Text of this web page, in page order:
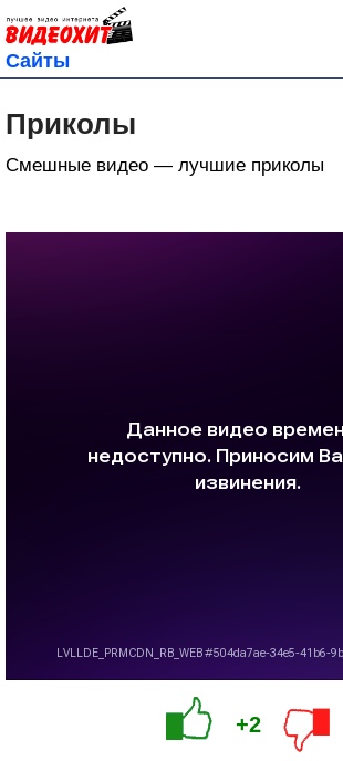
Сайты
Приколы
Смешные видео — лучшие приколы
+2